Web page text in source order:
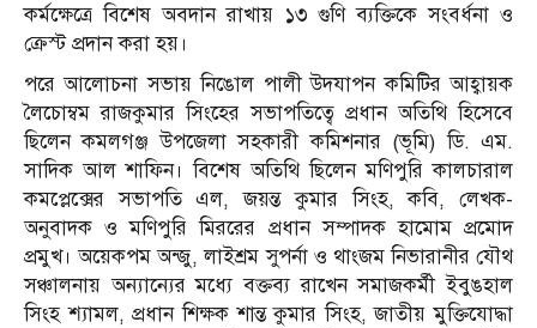
কর্মক্ষেত্রে বিশেষ অবদান রাখায় ১৩ গুণি ব্যক্তিকে সংবর্ধনা ও
ক্রেস্ট প্রদান করা হয়।
পরে আলোচনা সভায় নিঙোল পালী উদযাপন কমিটির আহ্বায়ক
লৈচোম্বম রাজকুমার সিংহের সভাপতিত্বে প্রধান অতিথি হিসেবে
ছিলেন কমলগঞ্জ উপজেলা সহকারী কমিশনার (ভূমি) ডি. এম.
সাদিক আল শাফিন। বিশেষ অতিথি ছিলেন মণিপুরি কালচারাল
কমপ্লেক্সের সভাপতি এল, জয়ন্ত কুমার সিংহ, কবি, লেখক-
অনুবাদক ও মণিপুরি মিররের প্রধান সম্পাদক হামোম প্রমোদ
প্রমুখ। অয়েকপম অন্জু, লাইশ্রম সুপর্না ও থাংজম নিভারানীর যৌথ
সঞ্চালনায় অন্যান্যের মধ্যে বক্তব্য রাখেন সমাজকর্মী ইবুঙহাল
সিংহ শ্যামল, প্রধান শিক্ষক শান্ত কুমার সিংহ, জাতীয় মুক্তিযোদ্ধা